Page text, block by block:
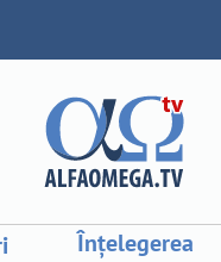
Înțelegerea